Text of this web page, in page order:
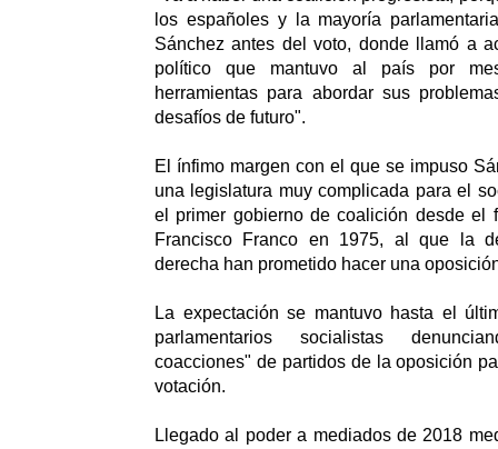
los españoles y la mayoría
Sánchez antes del voto, donde llamó a
político que mantuvo al país por
herramientas para abordar sus
desafíos de futuro".
El ínfimo margen con el que se impuso
una legislatura muy complicada para el
el primer gobierno de coalición desde el
Francisco Franco en 1975, al que la
derecha han prometido hacer una
La expectación se mantuvo hasta el
parlamentarios socialistas
coacciones" de partidos de la oposición
votación.
Llegado al poder a mediados de 2018